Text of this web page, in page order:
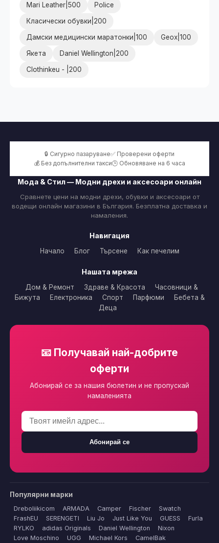
Mari Leather|500 Police
Класически обувки|200
Дамски медицински маратонки|100 Geox|100
Якета Daniel Wellington|200
Clothinkeu - |200
🔒 Сигурно пазаруване✅ Проверени оферти
💰 Без допълнителни такси🕒 Обновяване на 6 часа
Мода & Стил — Модни дрехи и аксесоари онлайн
Сравнете цени на модни дрехи, обувки и аксесоари от
водещи онлайн магазини в България. Безплатна доставка и
намаления.
Навигация
Начало Блог Търсене Как печелим
Нашата мрежа
Дом & Ремонт Здраве & Красота
Часовници &
Бижута
Електроника Спорт Парфюми
Бебета &
Деца
📧 Получавай най-добрите
оферти
Абонирай се за нашия бюлетин и не пропускай
намаленията
Абонирай се
Популярни марки
Dreboliikicom ARMADA Camper Fischer
Swatch
FrashEU
SERENGETI Liu Jo Just Like You GUESS
Furla
RYLKO
adidas Originals Daniel Wellington
Nixon
Love Moschino
UGG Michael Kors
CamelBak